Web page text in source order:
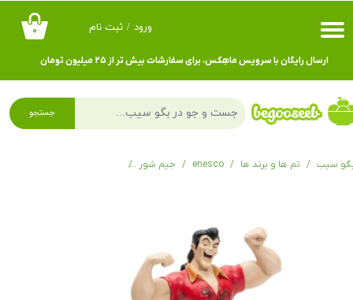
۰ ورود / ثبت نام
حساب کاربری من
تغییر گذر واژه
سفارشات
ارسال رایگان با سرویس ماهِکس، برای سفارشات بیش تر از ۲۵ میلیون تومان
جستجو
سیب تم ها و برند ها enesco جیم شور